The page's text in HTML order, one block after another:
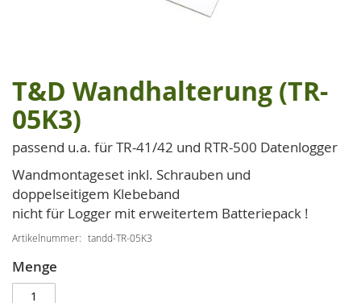
Zum
Anfang
der
Bildgalerie
T&D Wandhalterung (TR-
05K3)
passend u.a. für TR-41/42 und RTR-500 Datenlogger
Wandmontageset inkl. Schrauben und
doppelseitigem Klebeband
nicht für Logger mit erweitertem Batteriepack !
Artikelnummer tandd-TR-05K3
Menge